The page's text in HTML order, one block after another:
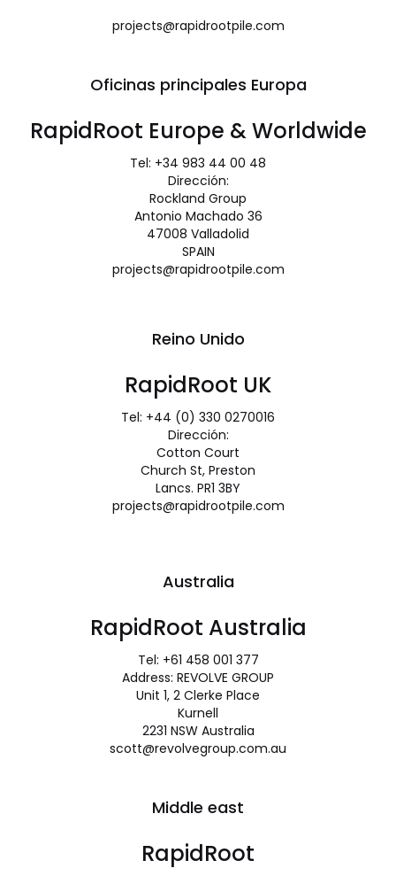
projects@rapidrootpile.com
Oficinas principales Europa
RapidRoot Europe & Worldwide
Tel: +34 983 44 00 48
Dirección:
Rockland Group
Antonio Machado 36
47008 Valladolid
SPAIN
projects@rapidrootpile.com
Reino Unido
RapidRoot UK
Tel: +44 (0) 330 0270016
Dirección:
Cotton Court
Church St, Preston
Lancs. PR1 3BY
projects@rapidrootpile.com
Australia
RapidRoot Australia
Tel: +61 458 001 377
Address: REVOLVE GROUP
Unit 1, 2 Clerke Place
Kurnell
2231 NSW Australia
scott@revolvegroup.com.au
Middle east
RapidRoot